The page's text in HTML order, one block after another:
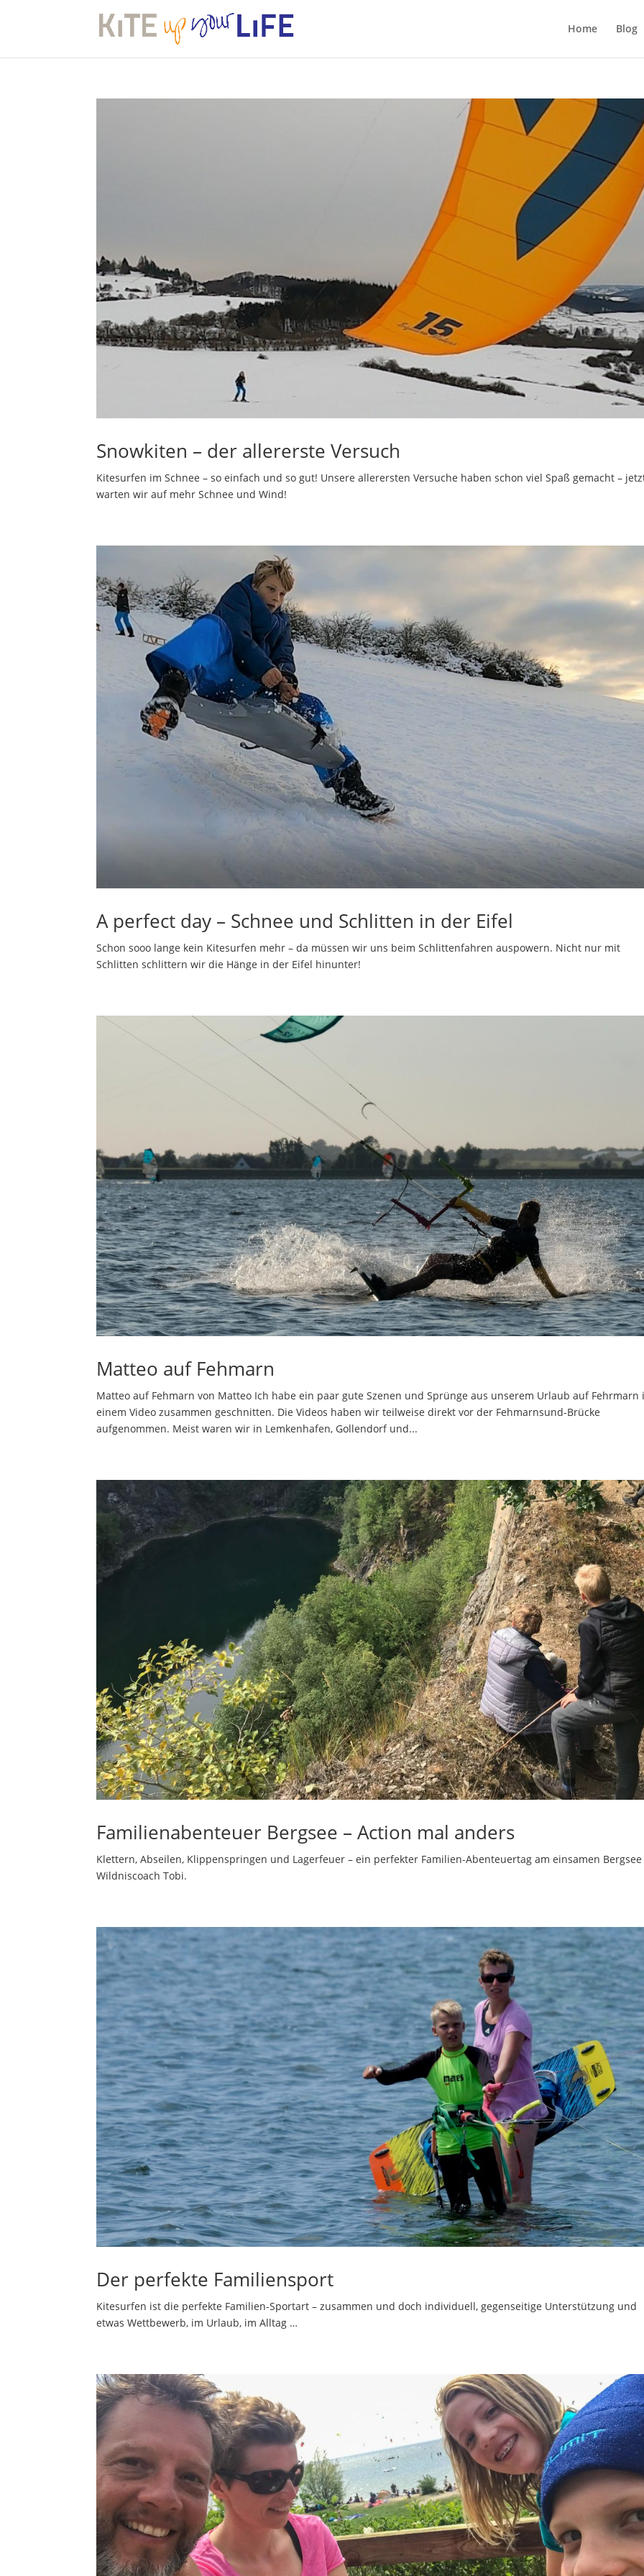
Home Blog
Snowkiten – der allererste Versuch
Kitesurfen im Schnee – so einfach und so gut! Unsere allerersten Versuche haben schon viel Spaß gemacht –
warten wir auf mehr Schnee und Wind!
A perfect day – Schnee und Schlitten in der Eifel
Schon sooo lange kein Kitesurfen mehr – da müssen wir uns beim Schlittenfahren auspowern. Nicht nur mit
Schlitten schlittern wir die Hänge in der Eifel hinunter!
Matteo auf Fehmarn
Matteo auf Fehmarn von Matteo Ich habe ein paar gute Szenen und Sprünge aus unserem Urlaub auf Fehrmarn
einem Video zusammen geschnitten. Die Videos haben wir teilweise direkt vor der Fehmarnsund-Brücke
aufgenommen. Meist waren wir in Lemkenhafen, Gollendorf und...
Familienabenteuer Bergsee – Action mal anders
Klettern, Abseilen, Klippenspringen und Lagerfeuer – ein perfekter Familien-Abenteuertag am einsamen
Wildniscoach Tobi.
Der perfekte Familiensport
Kitesurfen ist die perfekte Familien-Sportart – zusammen und doch individuell, gegenseitige Unterstützung und
etwas Wettbewerb, im Urlaub, im Alltag …